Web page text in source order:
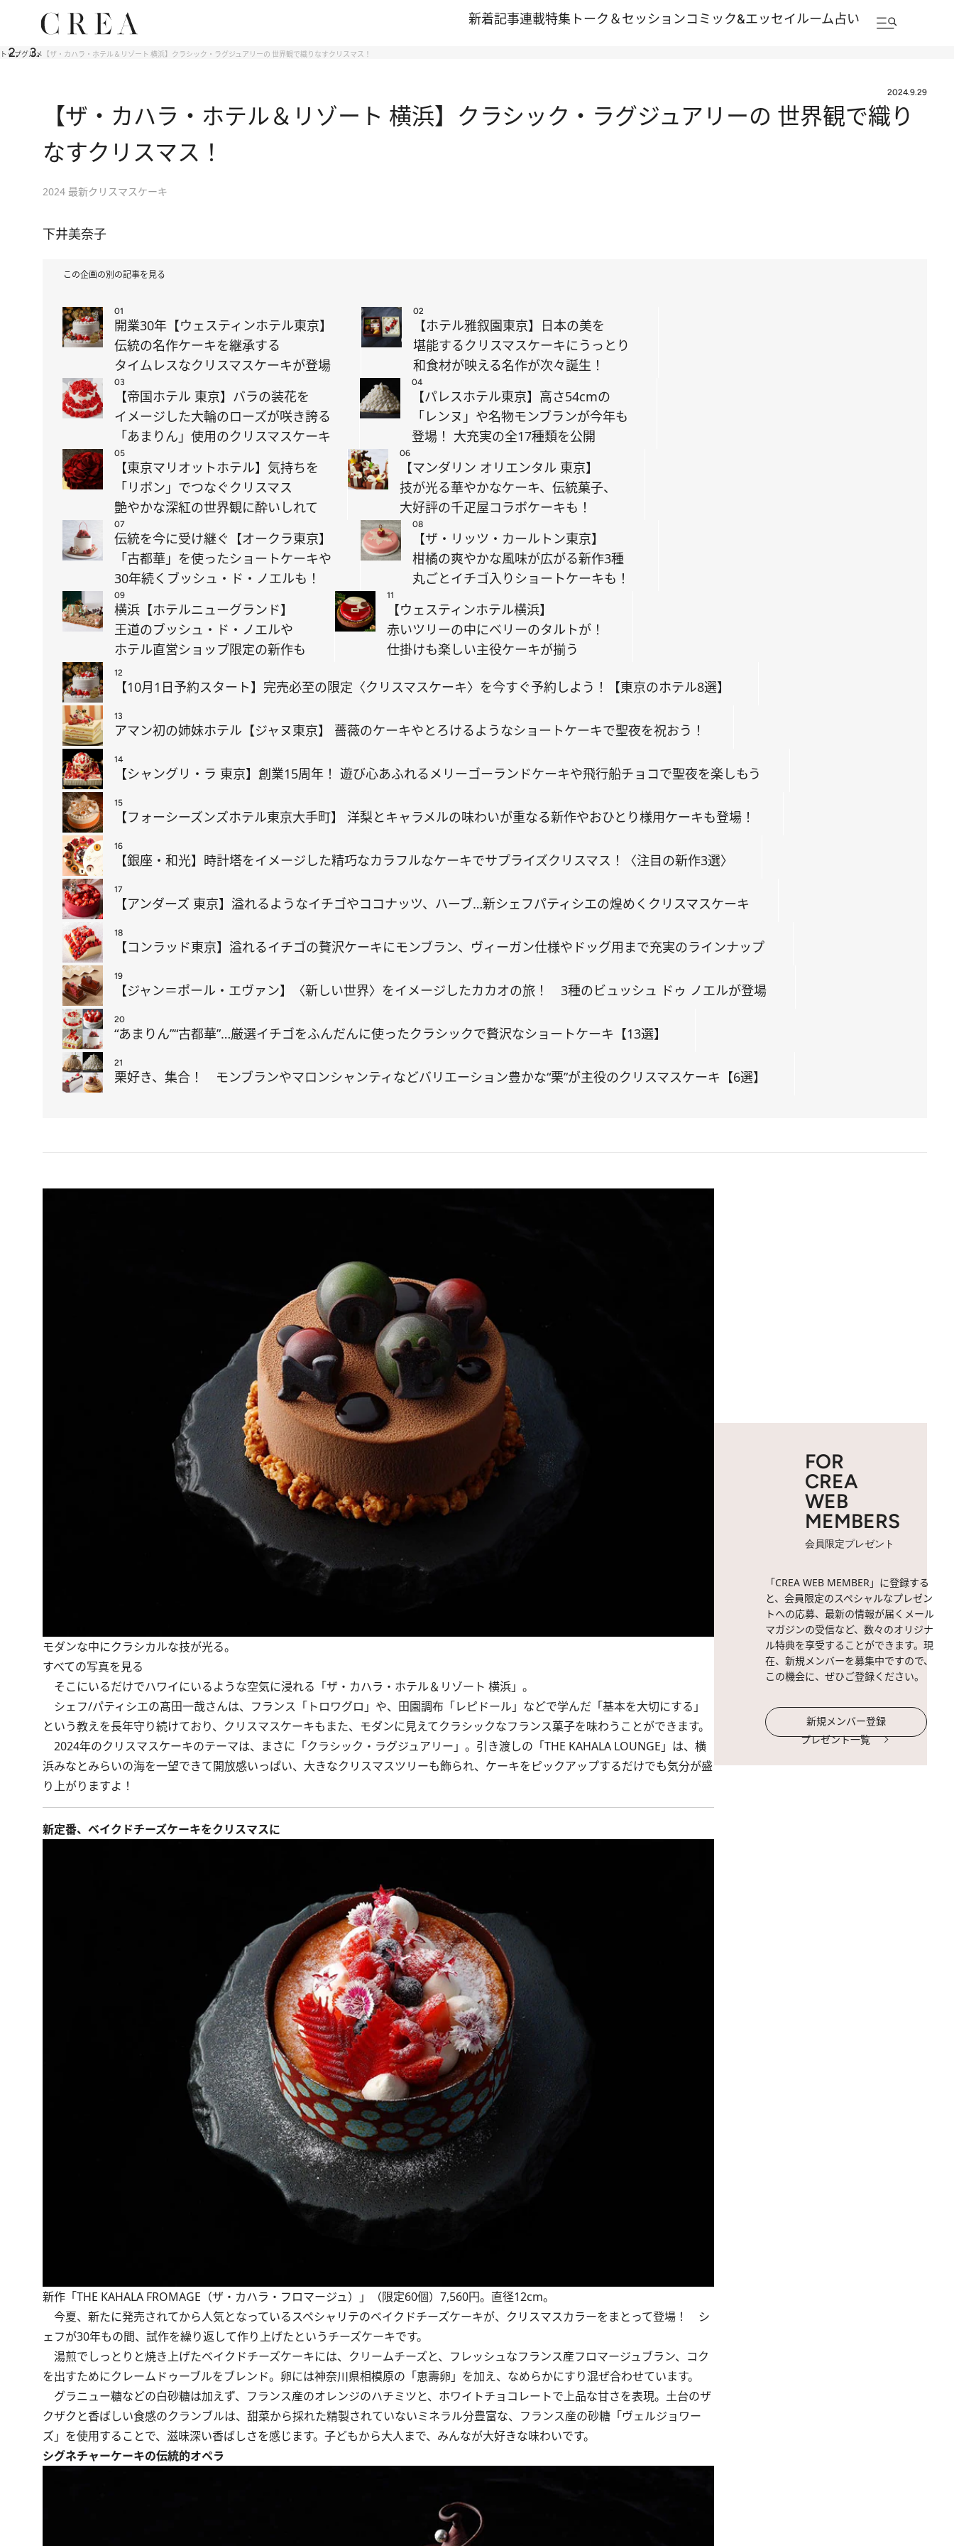
新着記事連載特集 トーク＆セッションコミック&エッセイルーム占い
トップグルメ 【ザ・カハラ・ホテル＆リゾート 横浜】クラシック・ラグジュアリーの 世界観で織りなすクリスマス！
2024.9.29
【ザ・カハラ・ホテル＆リゾート 横浜】クラシック・ラグジュアリーの 世界観で織り
なすクリスマス！
2024 最新クリスマスケーキ
下井美奈子
この企画の別の記事を見る
01
開業30年【ウェスティンホテル東京】
伝統の名作ケーキを継承する
タイムレスなクリスマスケーキが登場
02
【ホテル雅叙園東京】日本の美を
堪能するクリスマスケーキにうっとり
和食材が映える名作が次々誕生！
03
【帝国ホテル 東京】バラの装花を
イメージした大輪のローズが咲き誇る
「あまりん」使用のクリスマスケーキ
04
【パレスホテル東京】高さ54cmの
「レンヌ」や名物モンブランが今年も
登場！ 大充実の全17種類を公開
05
【東京マリオットホテル】気持ちを
「リボン」でつなぐクリスマス
艶やかな深紅の世界観に酔いしれて
06
【マンダリン オリエンタル 東京】
技が光る華やかなケーキ、伝統菓子、
大好評の千疋屋コラボケーキも！
07
伝統を今に受け継ぐ【オークラ東京】
「古都華」を使ったショートケーキや
30年続くブッシュ・ド・ノエルも！
08
【ザ・リッツ・カールトン東京】
柑橘の爽やかな風味が広がる新作3種
丸ごとイチゴ入りショートケーキも！
09
横浜【ホテルニューグランド】
王道のブッシュ・ド・ノエルや
ホテル直営ショップ限定の新作も
11
【ウェスティンホテル横浜】
赤いツリーの中にベリーのタルトが！
仕掛けも楽しい主役ケーキが揃う
12
【10月1日予約スタート】完売必至の限定〈クリスマスケーキ〉を今すぐ予約しよう！【東京のホテル8選】
13
アマン初の姉妹ホテル【ジャヌ東京】 薔薇のケーキやとろけるようなショートケーキで聖夜を祝おう！
14
【シャングリ・ラ 東京】創業15周年！ 遊び心あふれるメリーゴーランドケーキや飛行船チョコで聖夜を楽しもう
15
【フォーシーズンズホテル東京大手町】 洋梨とキャラメルの味わいが重なる新作やおひとり様用ケーキも登場！
16
【銀座・和光】時計塔をイメージした精巧なカラフルなケーキでサプライズクリスマス！〈注目の新作3選〉
17
【アンダーズ 東京】溢れるようなイチゴやココナッツ、ハーブ…新シェフパティシエの煌めくクリスマスケーキ
18
【コンラッド東京】溢れるイチゴの贅沢ケーキにモンブラン、ヴィーガン仕様やドッグ用まで充実のラインナップ
19
【ジャン＝ポール・エヴァン】〈新しい世界〉をイメージしたカカオの旅！ 3種のビュッシュ ドゥ ノエルが登場
20
“あまりん”“古都華”…厳選イチゴをふんだんに使ったクラシックで贅沢なショートケーキ【13選】
21
栗好き、集合！ モンブランやマロンシャンティなどバリエーション豊かな“栗”が主役のクリスマスケーキ【6選】
モダンな中にクラシカルな技が光る。
すべての写真を見る
そこにいるだけでハワイにいるような空気に浸れる「ザ・カハラ・ホテル＆リゾート 横浜」。
シェフ/パティシエの髙田一哉さんは、フランス「トロワグロ」や、田園調布「レピドール」などで学んだ「基本を大切にする」
という教えを長年守り続けており、クリスマスケーキもまた、モダンに見えてクラシックなフランス菓子を味わうことができます。
2024年のクリスマスケーキのテーマは、まさに「クラシック・ラグジュアリー」。引き渡しの「THE KAHALA LOUNGE」は、横
浜みなとみらいの海を一望できて開放感いっぱい、大きなクリスマスツリーも飾られ、ケーキをピックアップするだけでも気分が盛
り上がりますよ！
新定番、ベイクドチーズケーキをクリスマスに
新作「THE KAHALA FROMAGE（ザ・カハラ・フロマージュ）」（限定60個）7,560円。直径12cm。
今夏、新たに発売されてから人気となっているスペシャリテのベイクドチーズケーキが、クリスマスカラーをまとって登場！ シ
ェフが30年もの間、試作を繰り返して作り上げたというチーズケーキです。
湯煎でしっとりと焼き上げたベイクドチーズケーキには、クリームチーズと、フレッシュなフランス産フロマージュブラン、コク
を出すためにクレームドゥーブルをブレンド。卵には神奈川県相模原の「恵壽卵」を加え、なめらかにすり混ぜ合わせています。
グラニュー糖などの白砂糖は加えず、フランス産のオレンジのハチミツと、ホワイトチョコレートで上品な甘さを表現。土台のザ
クザクと香ばしい食感のクランブルは、甜菜から採れた精製されていないミネラル分豊富な、フランス産の砂糖「ヴェルジョワー
ズ」を使用することで、滋味深い香ばしさを感じます。子どもから大人まで、みんなが大好きな味わいです。
シグネチャーケーキの伝統的オペラ
FOR
CREA
WEB
MEMBERS
会員限定プレゼント
「CREA WEB MEMBER」に登録する
と、会員限定のスペシャルなプレゼン
トへの応募、最新の情報が届くメール
マガジンの受信など、数々のオリジナ
ル特典を享受することができます。現
在、新規メンバーを募集中ですので、
この機会に、ぜひご登録ください。
新規メンバー登録
プレゼント一覧